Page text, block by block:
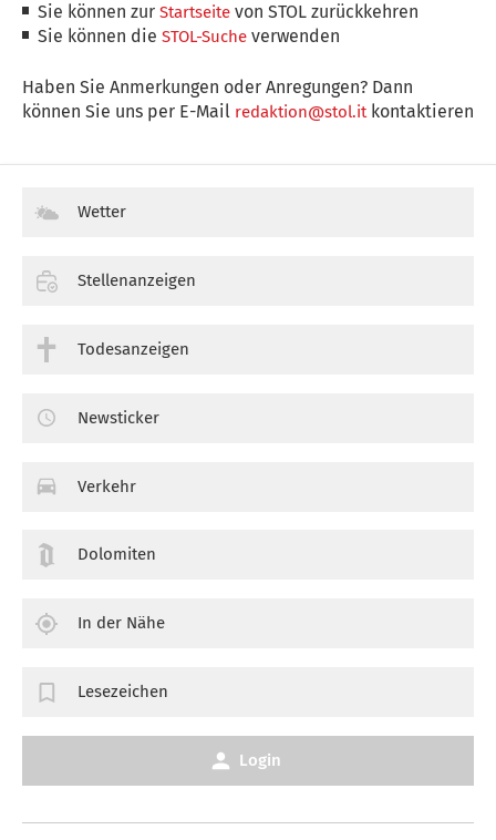
Sie können zurStartseite von STOL zurückkehren
Sie können dieSTOL-Suche verwenden
Haben Sie Anmerkungen oder Anregungen? Dann
können Sie uns per E-Mail redaktion@stol.itkontaktieren
Wetter
Stellenanzeigen
Todesanzeigen
Newsticker
Verkehr
Dolomiten
In der Nähe
Lesezeichen
Login